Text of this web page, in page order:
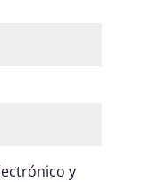
y